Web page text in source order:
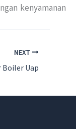
kenyamanan
NEXT
Uap